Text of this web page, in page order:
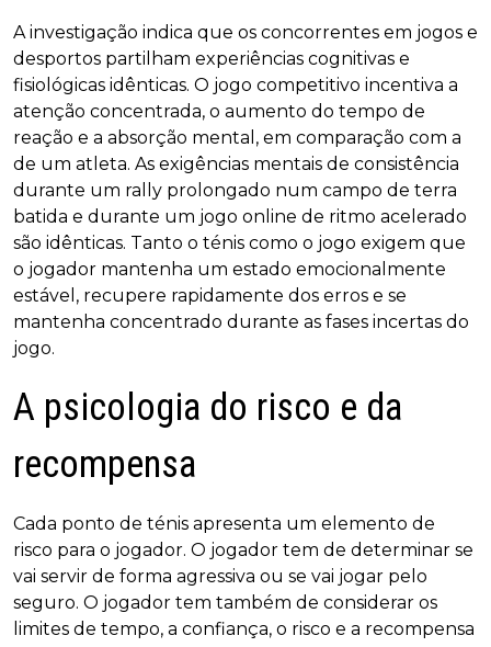
A investigação indica que os concorrentes em jogos e
desportos partilham experiências cognitivas e
fisiológicas idênticas. O jogo competitivo incentiva a
atenção concentrada, o aumento do tempo de
reação e a absorção mental, em comparação com a
de um atleta. As exigências mentais de consistência
durante um rally prolongado num campo de terra
batida e durante um jogo online de ritmo acelerado
são idênticas. Tanto o ténis como o jogo exigem que
o jogador mantenha um estado emocionalmente
estável, recupere rapidamente dos erros e se
mantenha concentrado durante as fases incertas do
jogo.
A psicologia do risco e da
recompensa
Cada ponto de ténis apresenta um elemento de
risco para o jogador. O jogador tem de determinar se
vai servir de forma agressiva ou se vai jogar pelo
seguro. O jogador tem também de considerar os
limites de tempo, a confiança, o risco e a recompensa